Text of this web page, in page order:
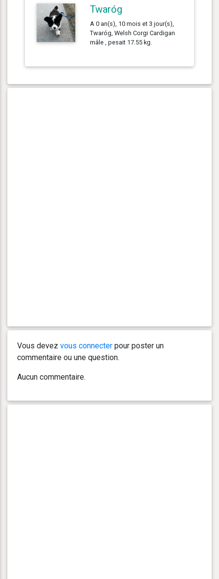
Twaróg
A 0 an(s), 10 mois et 3 jour(s),
Twaróg, Welsh Corgi Cardigan
mâle , pesait 17.55 kg.
Vous devez vous connecter pour poster un
commentaire ou une question.
Aucun commentaire.